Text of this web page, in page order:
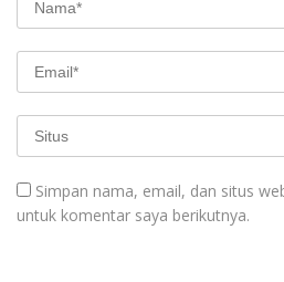
Simpan nama, email, dan situs
untuk komentar saya berikutnya.